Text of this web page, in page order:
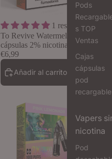
Pods
s TOP
Ventas
Cajas
cápsulas
pod
recargable
Vapers
nicotina
Pod
Lo quiero
1 reseñas
To Revive Watermelon – Pack 2
cápsulas 2% nicotina
€6,99
Añadir al carrito